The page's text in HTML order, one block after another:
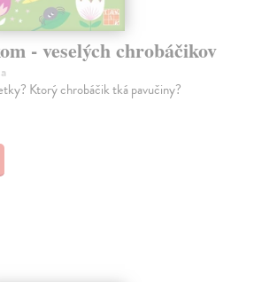
- veselých chrobáčikov
Ktorý chrobáčik tká pavučiny?